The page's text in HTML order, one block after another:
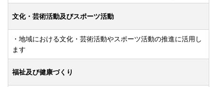
文化・芸術活動及びスポーツ活動
・地域における文化・芸術活動やスポーツ活動の推進に活用し
ます
福祉及び健康づくり